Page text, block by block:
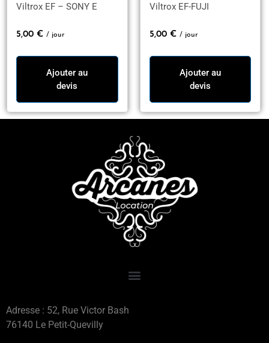
Viltrox EF – SONY E
5,00 € / jour
Ajouter au
devis
Viltrox EF-FUJI
5,00 € / jour
Ajouter au
devis
Adresse : 52, Rue Victor Bash
76140 Le Petit-Quevilly